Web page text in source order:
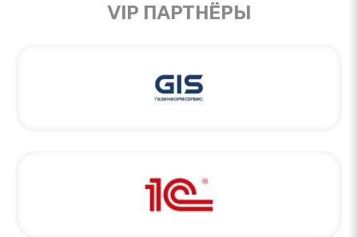
VIP ПАРТНЁРЫ